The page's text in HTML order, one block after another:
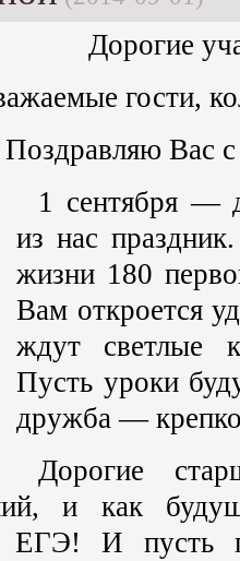
Дорогие
гости,
Поздравляю Вас
1 сентября —
из нас
жизни 180
Вам откроется
ждут светлые
Пусть уроки
дружба —
Дорогие
и как
ЕГЭ! И пусть